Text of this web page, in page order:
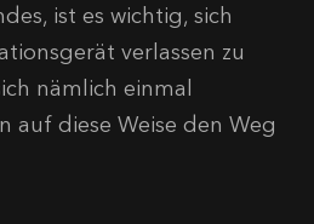
ist es wichtig, sich
verlassen zu
nämlich einmal
auf diese Weise den Weg